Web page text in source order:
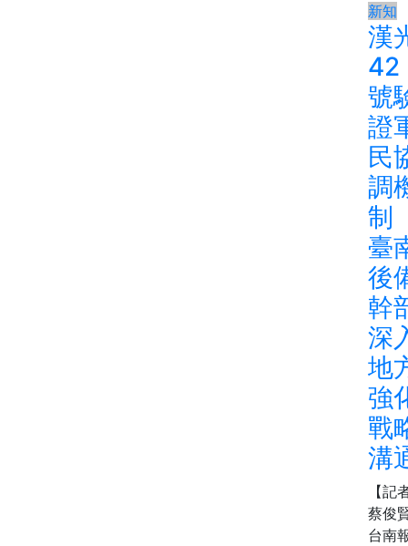
新知
漢
42
號
證
民
調
制
臺
後
幹
深
地
強
戰
溝
【記
蔡俊
台南